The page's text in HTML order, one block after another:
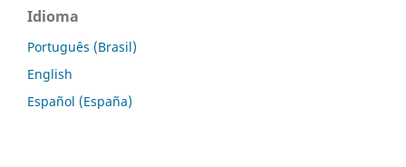
Idioma
Português (Brasil)
English
Español (España)